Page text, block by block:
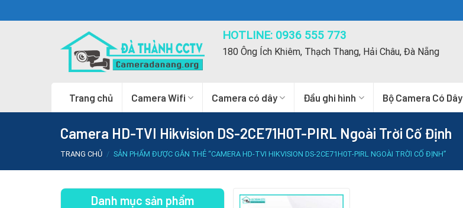
to
HOTLINE: 0936 555 773
180 Ông Ích Khiêm, Thạch Thang, Hải Châu, Đà Nẵng
Trang chủ Camera Wifi Camera có dây Đầu ghi hình Bộ Camera Có Dây
Camera HD-TVI Hikvision DS-2CE71H0T-PIRL Ngoài Trời Cố Định
TRANG CHỦ / SẢN PHẨM ĐƯỢC GẮN THẺ “CAMERA HD-TVI HIKVISION DS-2CE71H0T-PIRL NGOÀI TRỜI CỐ ĐỊNH”
Danh mục sản phẩm